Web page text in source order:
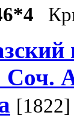
Соч.
[1822]